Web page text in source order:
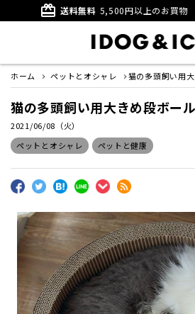
card_giftcard 送料無料 5,500円以上のお買物
ホーム ペットとオシャレ 猫の多頭飼い用
猫の多頭飼い用大きめ段ボー
2021/06/08（火）
ペットとオシャレ
ペットと健康